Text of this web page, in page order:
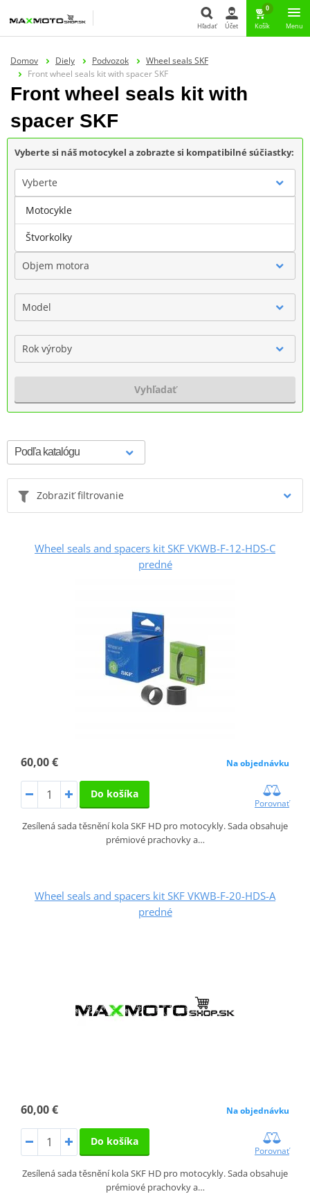
Hľadať Účet
0
Košík Menu
Domov Diely Podvozok
Wheel seals SKF
Front wheel seals kit with spacer SKF
Front wheel seals kit with
spacer SKF
Vyberte si náš motocykel a zobrazte si kompatibilné súčiastky:
Vyberte
Značka
Objem motora
Model
Rok výroby
Vyhľadať
Zobraziť filtrovanie
Wheel seals and spacers kit SKF VKWB-F-12-HDS-C
predné
60,00 € Na objednávku
Do košíka
Porovnať
Zesílená sada těsnění kola SKF HD pro motocykly. Sada obsahuje
prémiové prachovky a…
Wheel seals and spacers kit SKF VKWB-F-20-HDS-A
predné
60,00 € Na objednávku
Do košíka
Porovnať
Zesílená sada těsnění kola SKF HD pro motocykly. Sada obsahuje
prémiové prachovky a…
Motocykle
Štvorkolky